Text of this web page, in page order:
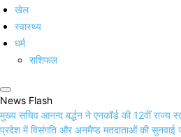
खेल
स्वास्थ्य
धर्म
राशिफल
News Flash
मुख्य सचिव आनन्द बर्द्धन ने एनकॉर्ड की 12वीं राज्य
प्रदेश में विसंगति और अनमैप्ड मतदाताओं की सुनवाई